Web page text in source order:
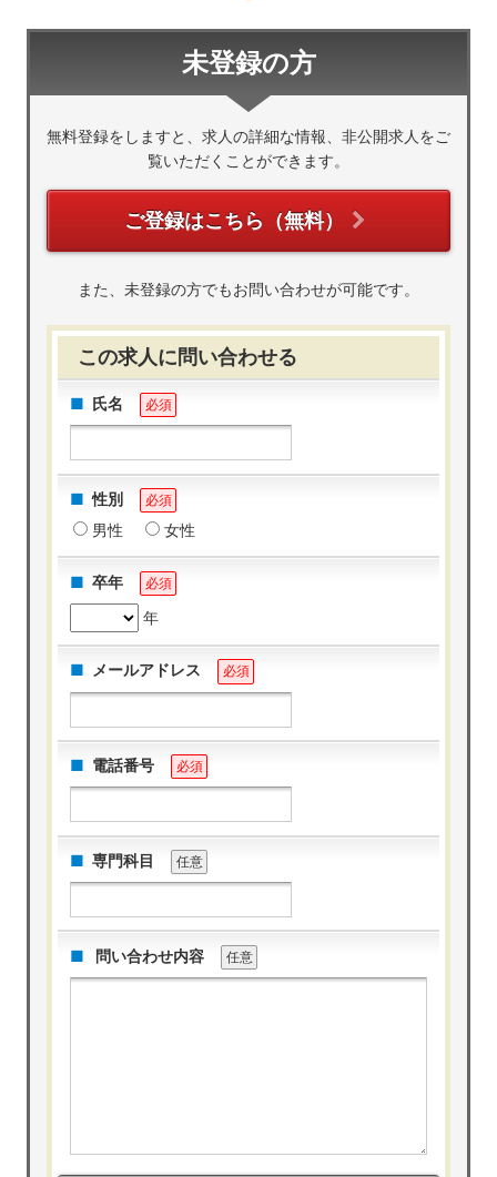
未登録の方
無料登録をしますと、求人の詳細な情報、非公開求人をご
覧いただくことができます。
ご登録はこちら（無料）
また、未登録の方でもお問い合わせが可能です。
この求人に問い合わせる
氏名 必須
性別 必須
男性 女性
卒年 必須
年
メールアドレス 必須
電話番号 必須
専門科目 任意
問い合わせ内容 任意